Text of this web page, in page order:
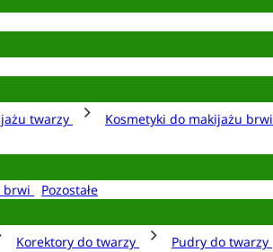
twarzy Kosmetyki do makijażu brwi
brwi
Pozostałe
Korektory do twarzy Pudry do twarzy